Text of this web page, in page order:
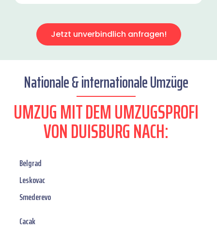
Jetzt unverbindlich anfragen!
Nationale & internationale Umzüge
UMZUG MIT DEM UMZUGSPROFI
VON DUISBURG NACH:
Belgrad
Leskovac
Smederevo
Cacak